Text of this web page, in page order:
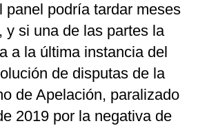
panel podría tardar meses
y si una de las partes la
a la última instancia del
de disputas de la
de Apelación, paralizado
2019 por la negativa de